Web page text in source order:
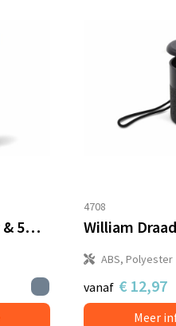
Bamboe 3W Speaker & 5W Draadloze Oplader
4708
ABS, Polyester
vanaf € 12,97
Meer